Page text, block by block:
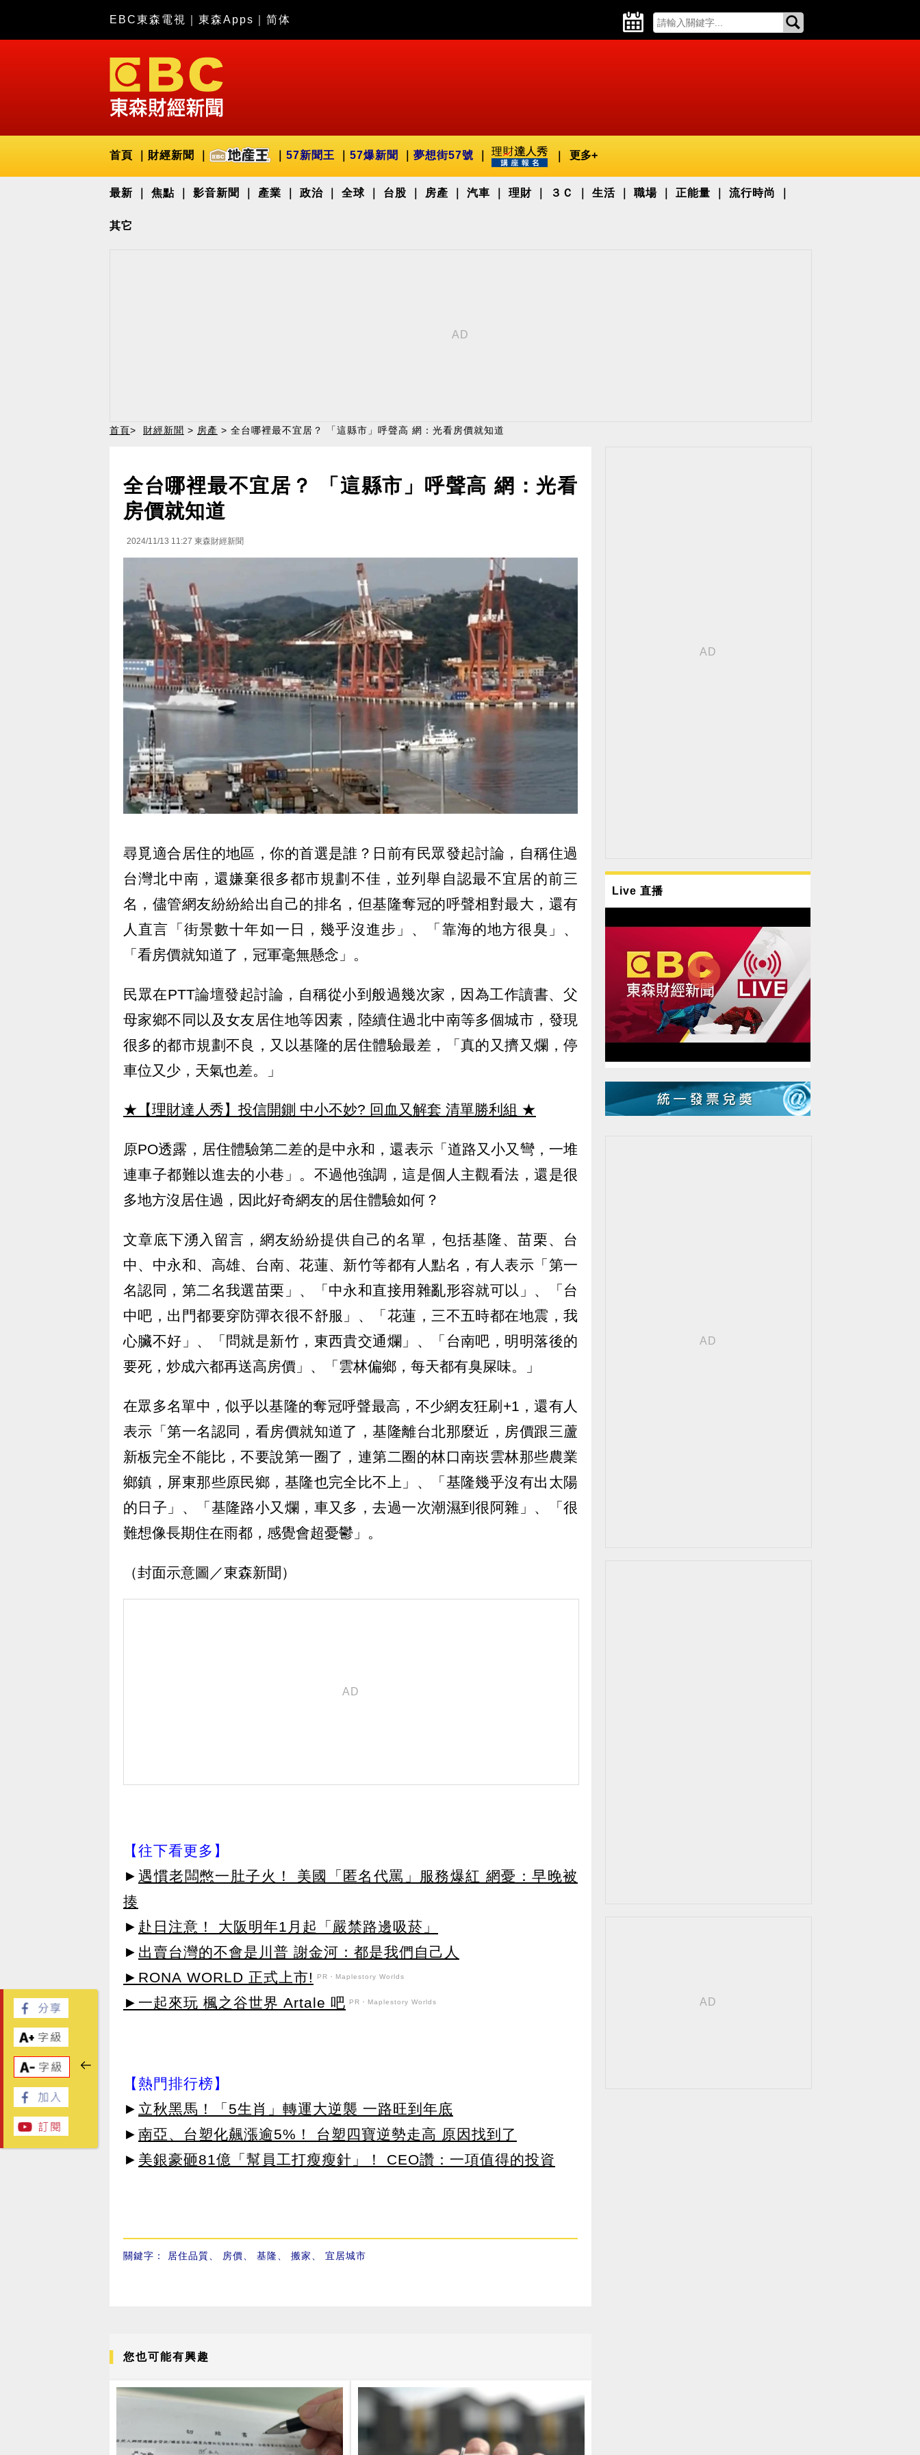
EBC東森電視 東森Apps 简体
首頁 財經新聞 57新聞王 57爆新聞 夢想街57號 更多+
最新 焦點 影音新聞 產業 政治 全球 台股 房產 汽車 理財 ３Ｃ 生活 職場 正能量 流行時尚
其它
首頁> 財經新聞 > 房產 > 全台哪裡最不宜居？ 「這縣市」呼聲高 網：光看房價就知道
全台哪裡最不宜居？ 「這縣市」呼聲高 網：光看
房價就知道
2024/11/13 11:27 東森財經新聞
尋覓適合居住的地區，你的首選是誰？日前有民眾發起討論，自稱住過
台灣北中南，還嫌棄很多都市規劃不佳，並列舉自認最不宜居的前三
名，儘管網友紛紛給出自己的排名，但基隆奪冠的呼聲相對最大，還有
人直言「街景數十年如一日，幾乎沒進步」、「靠海的地方很臭」、
「看房價就知道了，冠軍毫無懸念」。
民眾在PTT論壇發起討論，自稱從小到般過幾次家，因為工作讀書、父
母家鄉不同以及女友居住地等因素，陸續住過北中南等多個城市，發現
很多的都市規劃不良，又以基隆的居住體驗最差，「真的又擠又爛，停
車位又少，天氣也差。」
★【理財達人秀】投信開鍘 中小不妙? 回血又解套 清單勝利組 ★
原PO透露，居住體驗第二差的是中永和，還表示「道路又小又彎，一堆
連車子都難以進去的小巷」。不過他強調，這是個人主觀看法，還是很
多地方沒居住過，因此好奇網友的居住體驗如何？
文章底下湧入留言，網友紛紛提供自己的名單，包括基隆、苗栗、台
中、中永和、高雄、台南、花蓮、新竹等都有人點名，有人表示「第一
名認同，第二名我選苗栗」、「中永和直接用雜亂形容就可以」、「台
中吧，出門都要穿防彈衣很不舒服」、「花蓮，三不五時都在地震，我
心臟不好」、「問就是新竹，東西貴交通爛」、「台南吧，明明落後的
要死，炒成六都再送高房價」、「雲林偏鄉，每天都有臭屎味。」
在眾多名單中，似乎以基隆的奪冠呼聲最高，不少網友狂刷+1，還有人
表示「第一名認同，看房價就知道了，基隆離台北那麼近，房價跟三蘆
新板完全不能比，不要說第一圈了，連第二圈的林口南崁雲林那些農業
鄉鎮，屏東那些原民鄉，基隆也完全比不上」、「基隆幾乎沒有出太陽
的日子」、「基隆路小又爛，車又多，去過一次潮濕到很阿雜」、「很
難想像長期住在雨都，感覺會超憂鬱」。
（封面示意圖／東森新聞）
【往下看更多】
► 遇慣老闆憋一肚子火！ 美國「匿名代罵」服務爆紅 網憂：早晚被
揍
► 赴日注意！ 大阪明年1月起「嚴禁路邊吸菸」
► 出賣台灣的不會是川普 謝金河：都是我們自己人
►RONA WORLD 正式上市!
PR・Maplestory Worlds
►一起來玩 楓之谷世界 Artale 吧 PR・Maplestory Worlds
【熱門排行榜】
► 立秋黑馬！「5生肖」轉運大逆襲 一路旺到年底
► 南亞、台塑化飆漲逾5%！ 台塑四寶逆勢走高 原因找到了
► 美銀豪砸81億「幫員工打瘦瘦針」！ CEO讚：一項值得的投資
關鍵字： 居住品質 房價 基隆 搬家 宜居城市
您也可能有興趣
Live 直播